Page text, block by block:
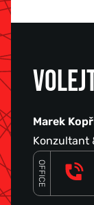
Marek
Konzultant
OFFICE